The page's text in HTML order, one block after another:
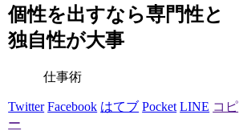
個性を出すなら専門性と
独自性が大事
仕事術
Twitter Facebook はてブ Pocket LINE コピ
ー